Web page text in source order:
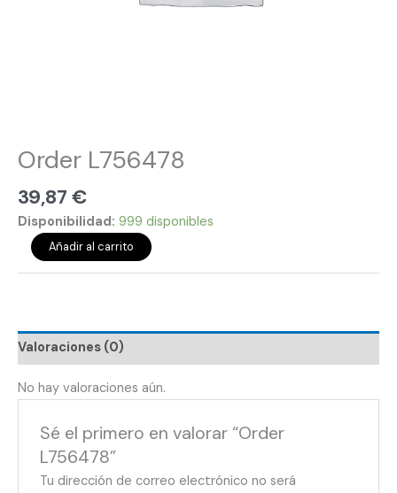
Order L756478
39,87 €
Disponibilidad: 999 disponibles
Añadir al carrito
Valoraciones (0)
No hay valoraciones aún.
Sé el primero en valorar “Order
L756478”
Tu dirección de correo electrónico no será